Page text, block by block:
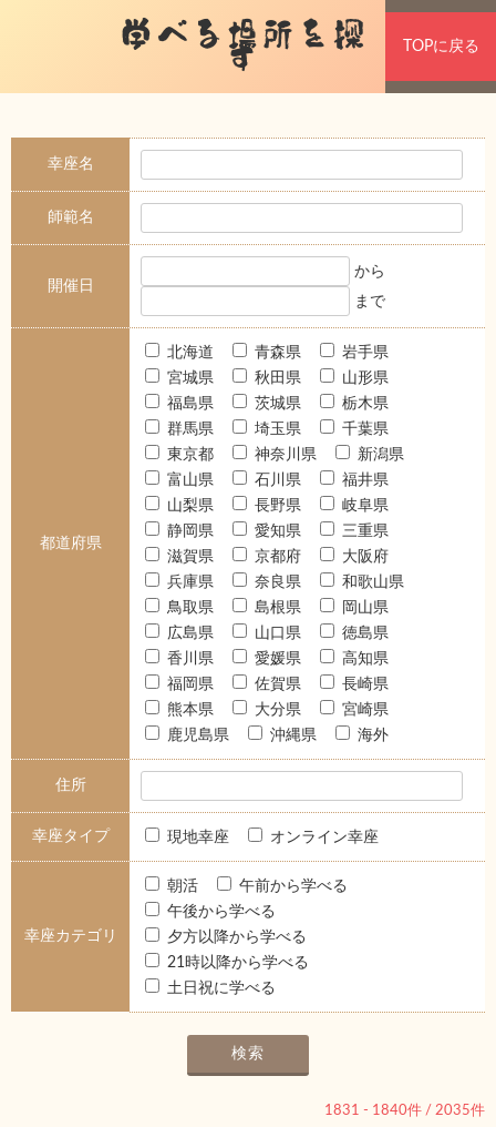
学べる場所を探
す TOPに戻る
幸座名
師範名
開催日
から
まで
都道府県
北海道 青森県
岩手県
宮城県
秋田県
山形県
福島県
茨城県
栃木県
群馬県
埼玉県
千葉県
東京都
神奈川県
新潟県
富山県
石川県
福井県
山梨県
長野県
岐阜県
静岡県
愛知県
三重県
滋賀県
京都府
大阪府
兵庫県
奈良県
和歌山県
鳥取県
島根県
岡山県
広島県
山口県
徳島県
香川県
愛媛県
高知県
福岡県
佐賀県
長崎県
熊本県
大分県
宮崎県
鹿児島県
沖縄県 海外
住所
幸座タイプ 現地幸座 オンライン幸座
幸座カテゴリ
朝活
午前から学べる
午後から学べる
夕方以降から学べる
21時以降から学べる
土日祝に学べる
1831 - 1840件 / 2035件